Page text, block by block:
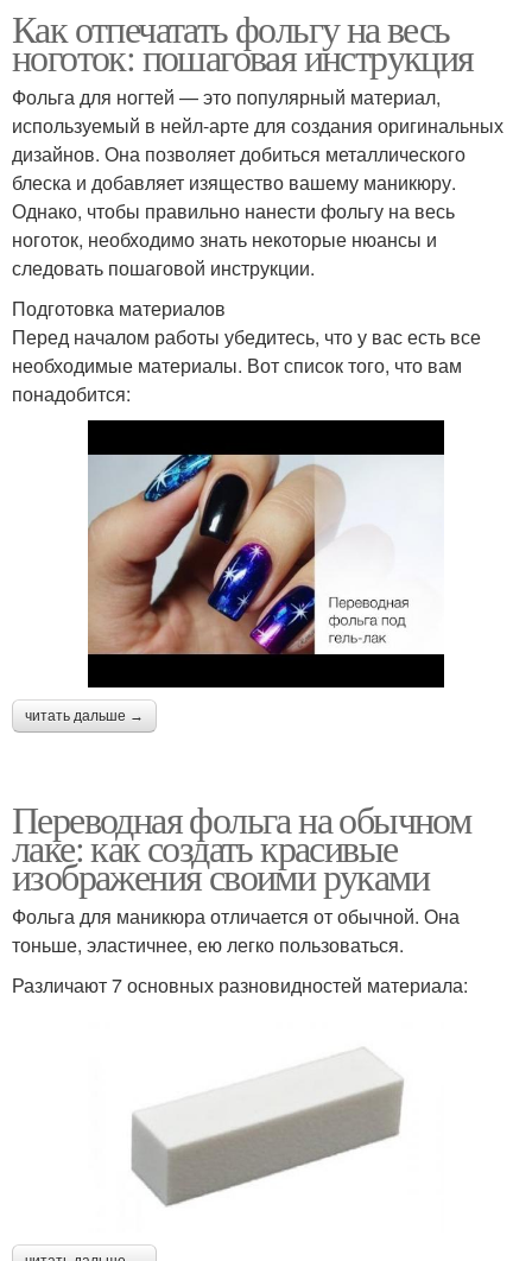
Как отпечатать фольгу на весь
ноготок: пошаговая инструкция
Фольга для ногтей — это популярный материал,
используемый в нейл-арте для создания оригинальных
дизайнов. Она позволяет добиться металлического
блеска и добавляет изящество вашему маникюру.
Однако, чтобы правильно нанести фольгу на весь
ноготок, необходимо знать некоторые нюансы и
следовать пошаговой инструкции.
Подготовка материалов
Перед началом работы убедитесь, что у вас есть все
необходимые материалы. Вот список того, что вам
понадобится:
читать дальше →
Переводная фольга на обычном
лаке: как создать красивые
изображения своими руками
Фольга для маникюра отличается от обычной. Она
тоньше, эластичнее, ею легко пользоваться.
Различают 7 основных разновидностей материала: